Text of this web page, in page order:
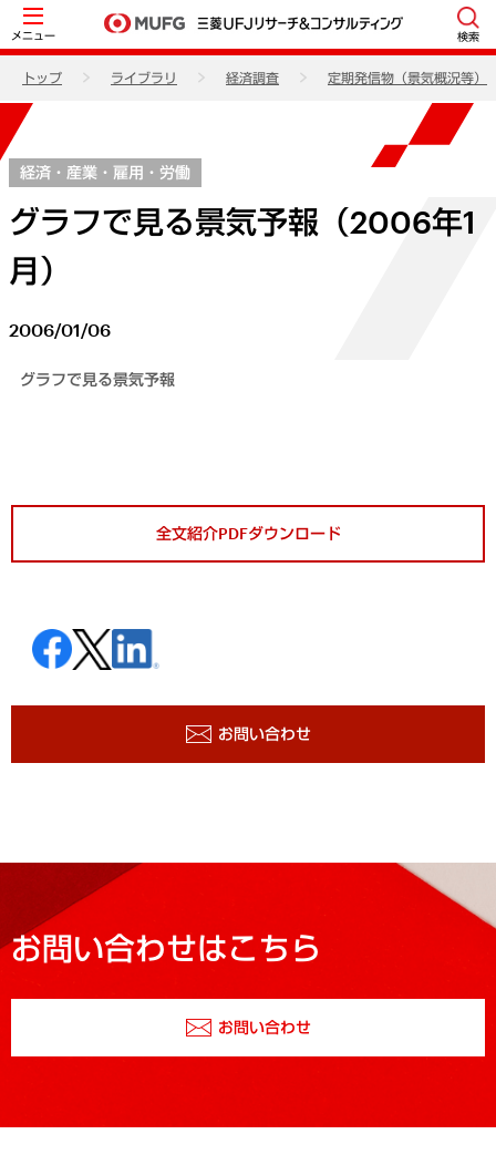
メニュー 検索
トップ ライブラリ 経済調査 定期発信物（景気概況等）
経済・産業・雇用・労働
グラフで見る景気予報（2006年1
月）
2006/01/06
グラフで見る景気予報
全文紹介PDFダウンロード
お問い合わせ
お問い合わせはこちら
お問い合わせ